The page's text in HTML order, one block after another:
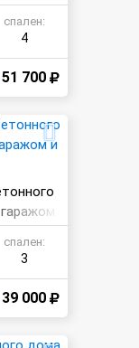
спален:
4
51 700
спален:
3
39 000